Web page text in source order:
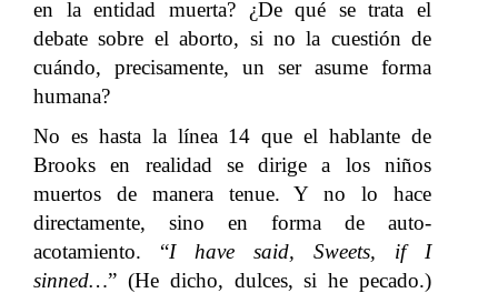
en la entidad muerta? ¿De qué se trata el
debate sobre el aborto, si no la cuestión de
cuándo, precisamente, un ser asume forma
humana?
No es hasta la línea 14 que el hablante de
Brooks en realidad se dirige a los niños
muertos de manera tenue. Y no lo hace
directamente, sino en forma de auto-
acotamiento. “I have said, Sweets, if I
sinned…” (He dicho, dulces, si he pecado.)